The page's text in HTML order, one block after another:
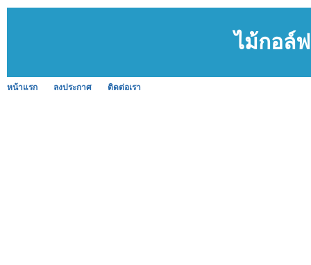
ไม้กอล์
หน้าแรก ลงประกาศ ติดต่อเรา